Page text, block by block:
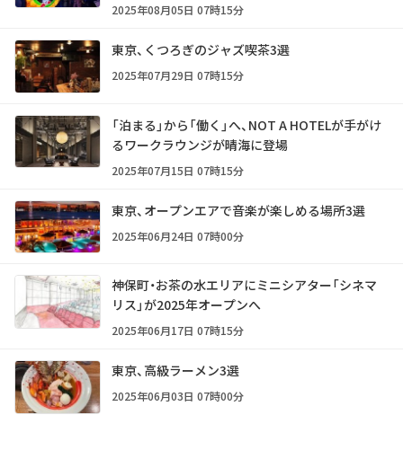
2025年08月05日 07時15分
東京、くつろぎのジャズ喫茶3選
2025年07月29日 07時15分
「泊まる」から「働く」へ、NOT A HOTELが手がけ
るワークラウンジが晴海に登場
2025年07月15日 07時15分
東京、オープンエアで音楽が楽しめる場所3選
2025年06月24日 07時00分
神保町・お茶の水エリアにミニシアター「シネマ
リス」が2025年オープンへ
2025年06月17日 07時15分
東京、高級ラーメン3選
2025年06月03日 07時00分